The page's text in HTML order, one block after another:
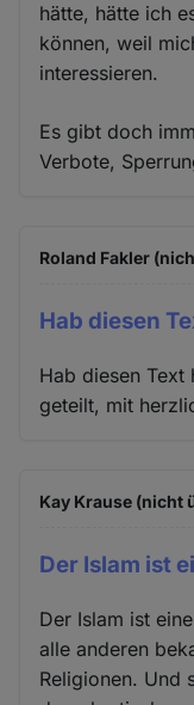
hätte, hätte ich
können, weil
interessieren.
Es gibt doch
Verbote,
Roland Fakler
Hab diesen
Hab diesen Text
geteilt, mit
Kay Krause (nicht
Der Islam ist
Der Islam ist
alle anderen
Religionen. Und